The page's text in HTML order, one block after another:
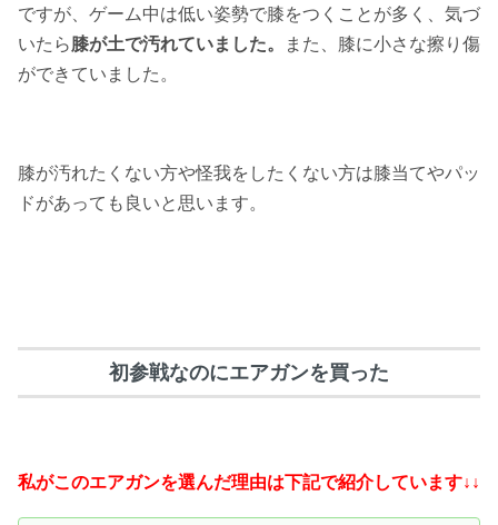
ですが、ゲーム中は低い姿勢で膝をつくことが多く、気づ
いたら膝が土で汚れていました。
また、膝に小さな擦り傷
ができていました。
膝が汚れたくない方や怪我をしたくない方は膝当てやパッ
ドがあっても良いと思います。
初参戦なのにエアガンを買った
私がこのエアガンを選んだ理由は下記で紹介しています↓↓